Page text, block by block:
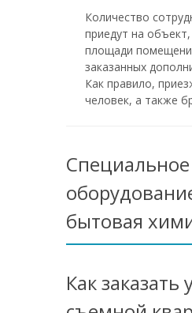
Количество
приедут на
площади
заказанных
Как правило,
человек, а также
Специальное
бытовая
Как заказать